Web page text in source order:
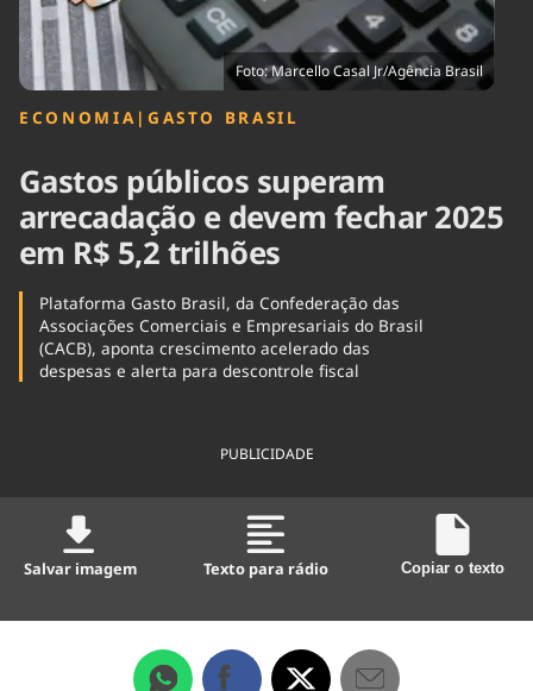
Foto: Marcello Casal Jr/Agência Brasil
ECONOMIA | GASTO BRASIL
Gastos públicos superam
arrecadação e devem fechar 2025
em R$ 5,2 trilhões
Plataforma Gasto Brasil, da Confederação das
Associações Comerciais e Empresariais do Brasil
(CACB), aponta crescimento acelerado das
despesas e alerta para descontrole fiscal
PUBLICIDADE
Salvar imagem Texto para rádio Copiar o texto